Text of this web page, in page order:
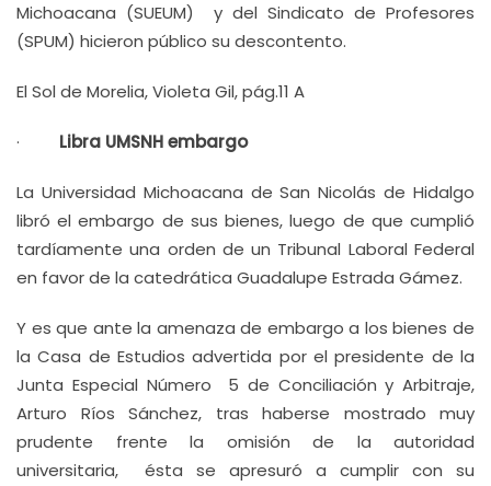
Michoacana (SUEUM) y del Sindicato de Profesores
(SPUM) hicieron público su descontento.
El Sol de Morelia, Violeta Gil, pág.11 A
· Libra UMSNH embargo
La Universidad Michoacana de San Nicolás de Hidalgo
libró el embargo de sus bienes, luego de que cumplió
tardíamente una orden de un Tribunal Laboral Federal
en favor de la catedrática Guadalupe Estrada Gámez.
Y es que ante la amenaza de embargo a los bienes de
la Casa de Estudios advertida por el presidente de la
Junta Especial Número 5 de Conciliación y Arbitraje,
Arturo Ríos Sánchez, tras haberse mostrado muy
prudente frente la omisión de la autoridad
universitaria, ésta se apresuró a cumplir con su